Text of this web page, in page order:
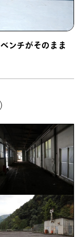
ンチがそのまま